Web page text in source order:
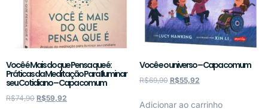
Você é Mais do que Pensa que é:
Práticas da Meditação Para Iluminar
seu Cotidiano – Capa comum
R$74,90 R$59,92
Você e o universo – Capa comum
R$69,90 R$55,92
Adicionar ao carrinho